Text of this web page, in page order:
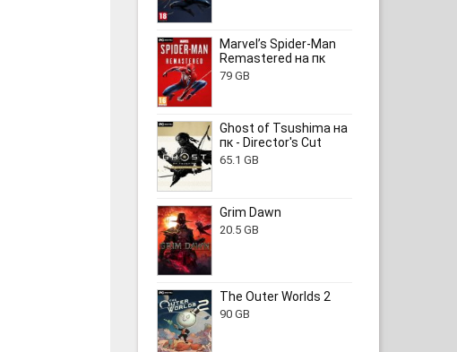
Marvel’s Spider-Man
Remastered на пк
79 GB
Ghost of Tsushima на
пк - Director's Cut
65.1 GB
Grim Dawn
20.5 GB
The Outer Worlds 2
90 GB